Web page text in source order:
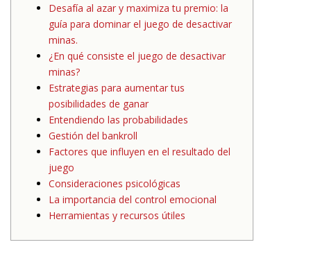
Desafía al azar y maximiza tu premio: la
guía para dominar el juego de desactivar
minas.
¿En qué consiste el juego de desactivar
minas?
Estrategias para aumentar tus
posibilidades de ganar
Entendiendo las probabilidades
Gestión del bankroll
Factores que influyen en el resultado del
juego
Consideraciones psicológicas
La importancia del control emocional
Herramientas y recursos útiles